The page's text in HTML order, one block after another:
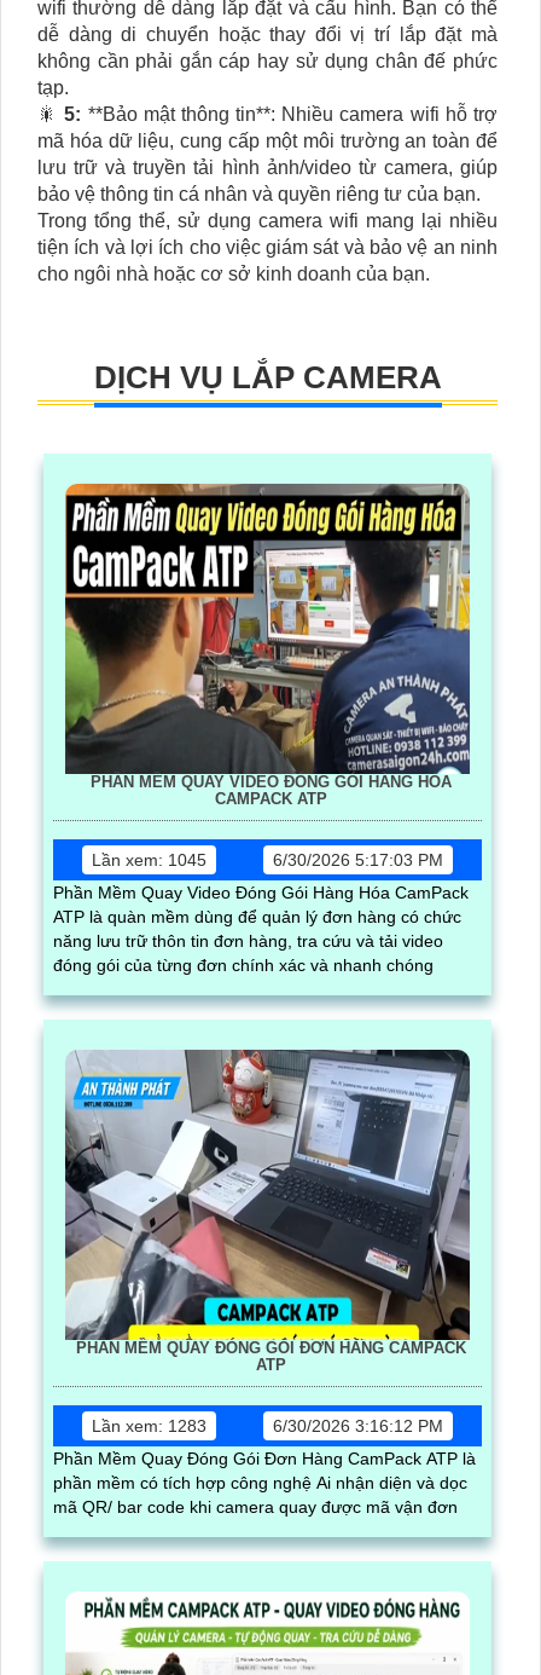
wifi thường dễ dàng lắp đặt và cấu hình. Bạn có thể
dễ dàng di chuyển hoặc thay đổi vị trí lắp đặt mà
không cần phải gắn cáp hay sử dụng chân đế phức
tạp.
🎇5: **Bảo mật thông tin**: Nhiều camera wifi hỗ trợ
mã hóa dữ liệu, cung cấp một môi trường an toàn để
lưu trữ và truyền tải hình ảnh/video từ camera, giúp
bảo vệ thông tin cá nhân và quyền riêng tư của bạn.
Trong tổng thể, sử dụng camera wifi mang lại nhiều
tiện ích và lợi ích cho việc giám sát và bảo vệ an ninh
cho ngôi nhà hoặc cơ sở kinh doanh của bạn.
DỊCH VỤ LẮP CAMERA
PHẦN MỀM QUAY VIDEO ĐÓNG GÓI HÀNG HÓA
CAMPACK ATP
Lần xem: 1045
6/30/2026 5:17:03 PM
Phần Mềm Quay Video Đóng Gói Hàng Hóa CamPack
ATP là quàn mềm dùng để quản lý đơn hàng có chức
năng lưu trữ thôn tin đơn hàng, tra cứu và tải video
đóng gói của từng đơn chính xác và nhanh chóng
PHẦN MỀM QUAY ĐÓNG GÓI ĐƠN HÀNG CAMPACK
ATP
Lần xem: 1283
6/30/2026 3:16:12 PM
Phần Mềm Quay Đóng Gói Đơn Hàng CamPack ATP là
phần mềm có tích hợp công nghệ Ai nhận diện và dọc
mã QR/ bar code khi camera quay được mã vận đơn